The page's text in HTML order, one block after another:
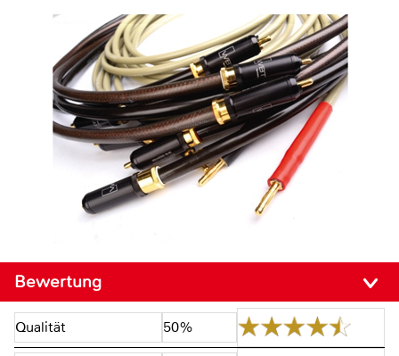
Bewertung
Qualität 50%